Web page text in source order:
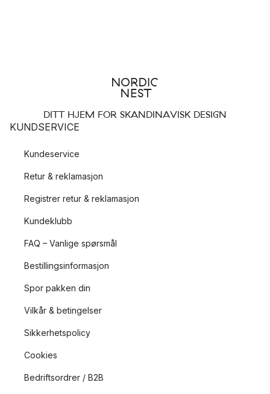
DITT HJEM FOR SKANDINAVISK DESIGN
KUNDSERVICE
Kundeservice
Retur & reklamasjon
Registrer retur & reklamasjon
Kundeklubb
FAQ – Vanlige spørsmål
Bestillingsinformasjon
Spor pakken din
Vilkår & betingelser
Sikkerhetspolicy
Cookies
Bedriftsordrer / B2B